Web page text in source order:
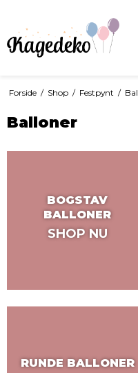
Forside / Shop / Festpynt /
Balloner
BOGSTAV
BALLONER
SHOP NU
RUNDE BALLONER